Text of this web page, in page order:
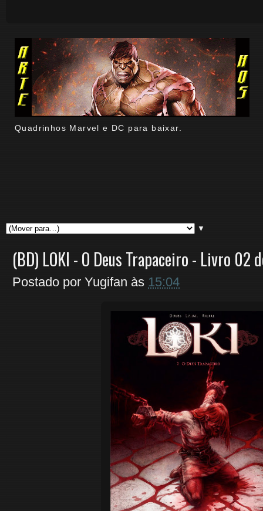
Quadrinhos Marvel e DC para baixar.
▼
(BD) LOKI - O Deus Trapaceiro - Livro 02
Postado por Yugifan às 15:04